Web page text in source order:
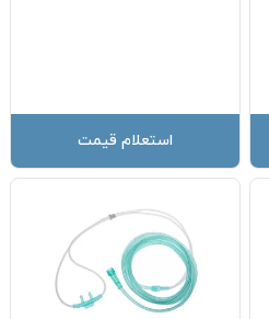
استعلام قیمت